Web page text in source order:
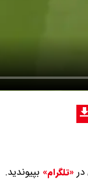
«تلگرام» بپیوندید.